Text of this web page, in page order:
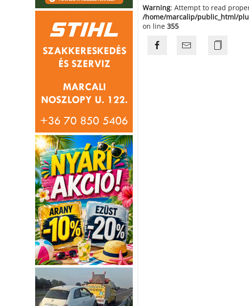
Warning: Attempt to read
/home/marcalip/public_html/
on line 355